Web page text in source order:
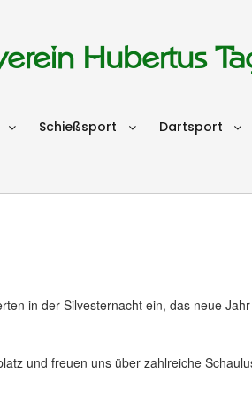
Hubertus
Schießsport Dartsport
in der Silvesternacht ein, das neue Jahr
und freuen uns über zahlreiche